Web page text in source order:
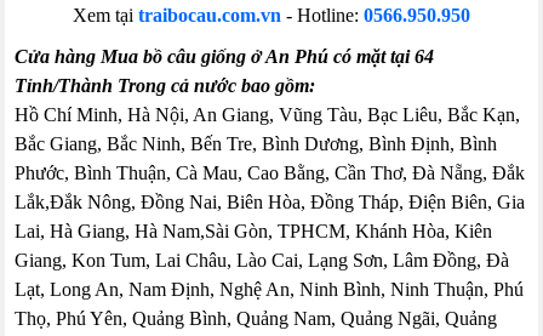
Xem tại traibocau.com.vn - Hotline: 0566.950.950
Cửa hàng Mua bồ câu giống ở An Phú có mặt tại 64
Tỉnh/Thành Trong cả nước bao gồm:
Hồ Chí Minh, Hà Nội, An Giang, Vũng Tàu, Bạc Liêu, Bắc Kạn,
Bắc Giang, Bắc Ninh, Bến Tre, Bình Dương, Bình Định, Bình
Phước, Bình Thuận, Cà Mau, Cao Bằng, Cần Thơ, Đà Nẵng, Đắk
Lắk,Đắk Nông, Đồng Nai, Biên Hòa, Đồng Tháp, Điện Biên, Gia
Lai, Hà Giang, Hà Nam,Sài Gòn, TPHCM, Khánh Hòa, Kiên
Giang, Kon Tum, Lai Châu, Lào Cai, Lạng Sơn, Lâm Đồng, Đà
Lạt, Long An, Nam Định, Nghệ An, Ninh Bình, Ninh Thuận, Phú
Thọ, Phú Yên, Quảng Bình, Quảng Nam, Quảng Ngãi, Quảng